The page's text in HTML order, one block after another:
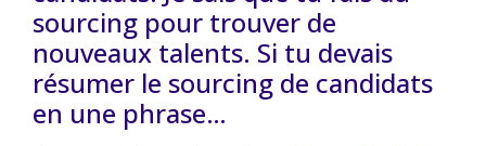
sourcing pour trouver de
nouveaux talents. Si tu devais
résumer le sourcing de candidats
en une phrase…